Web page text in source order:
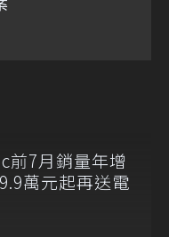
前7月銷量年增
萬元起再送電